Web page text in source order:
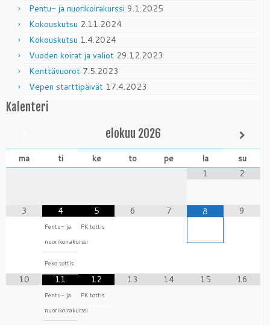
Pentu- ja nuorikoirakurssi 9.1.2025
Kokouskutsu 2.11.2024
Kokouskutsu 1.4.2024
Vuoden koirat ja valiot 29.12.2023
Kenttävuorot 7.5.2023
Vepen starttipäivät 17.4.2023
Kalenteri
elokuu 2026
ma ti ke to pe la
su
1
2
3 4
Pentu- ja
nuorikoirakurssi
Peko tottis
5
PK tottis
6 7 8 9
10 11
Pentu- ja
nuorikoirakurssi
12
PK tottis
13 14 15 16